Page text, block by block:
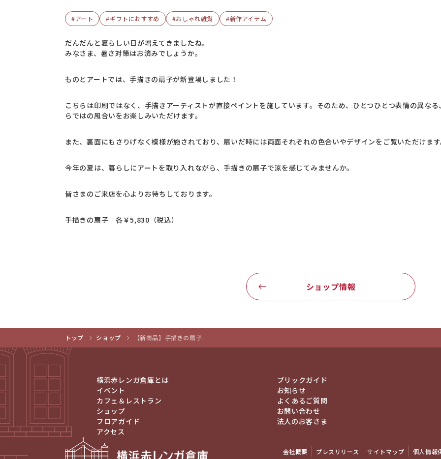
#アート #ギフトにおすすめ #おしゃれ雑貨 #新作アイテム
だんだんと夏らしい日が増えてきましたね。
みなさま、暑さ対策はお済みでしょうか。
ものとアートでは、手描きの扇子が新登場しました！
こちらは印刷ではなく、手描きアーティストが直接ペイントを施しています。そのため、ひとつひとつ表情の異な
らではの風合いをお楽しみいただけます。
また、裏面にもさりげなく模様が施されており、扇いだ時には両面それぞれの色合いやデザインをご覧いただけます
今年の夏は、暮らしにアートを取り入れながら、手描きの扇子で涼を感じてみませんか。
皆さまのご来店を心よりお待ちしております。
手描きの扇子 各￥5,830（税込）
ショップ情報
トップ ショップ 【新商品】手描きの扇子
横浜赤レンガ倉庫とは
イベント
カフェ＆レストラン
ショップ
フロアガイド
アクセス
ブリックガイド
お知らせ
よくあるご質問
お問い合わせ
法人のお客さま
会社概要 プレスリリース サイトマップ 個人情報